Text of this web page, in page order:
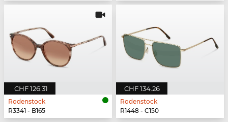
CHF 126.31
Rodenstock
R3341 - B165
CHF 134.26
Rodenstock
R1448 - C150